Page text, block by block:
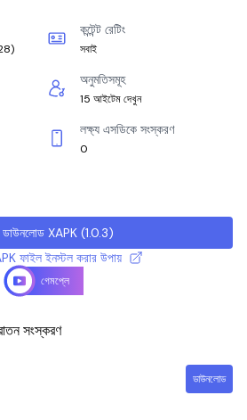
)
কন্টেন্ট রেটিং
সবাই
অনুমতিসমূহ
15 আইটেম দেখুন
লক্ষ্য এসডিকে সংস্করণ
0
ডাউনলোড XAPK (1.0.3)
ফাইল ইনস্টল করার উপায়
গেমপ্লে
সংস্করণ
ডাউনলোড